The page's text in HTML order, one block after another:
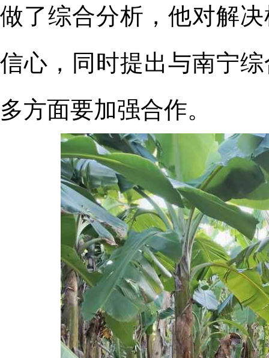
做了综合分析，他对解
信心，同时提出与南宁
多方面要加强合作。